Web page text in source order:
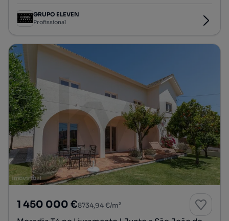
GRUPO ELEVEN
Profissional
1 450 000 €8734,94 €/m²